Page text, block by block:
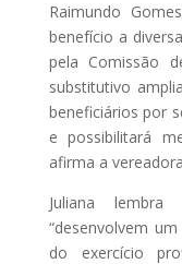
Raimundo
benefício a
pela Comissão
substitutivo
beneficiários por
e possibilitará
afirma a
Juliana
“desenvolvem
do exercício